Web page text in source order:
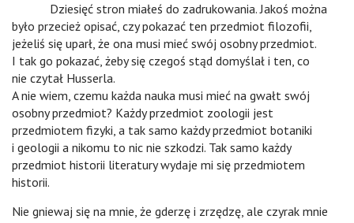
Dziesięć stron miałeś do zadrukowania. Jakoś można
było przecież opisać, czy pokazać ten przedmiot filozofii,
jeżeliś się uparł, że ona musi mieć swój osobny przedmiot.
I tak go pokazać, żeby się czegoś stąd domyślał i ten, co
nie czytał Husserla.
A nie wiem, czemu każda nauka musi mieć na gwałt swój
osobny przedmiot? Każdy przedmiot zoologii jest
przedmiotem fizyki, a tak samo każdy przedmiot botaniki
i geologii a nikomu to nic nie szkodzi. Tak samo każdy
przedmiot historii literatury wydaje mi się przedmiotem
historii.
Nie gniewaj się na mnie, że gderzę i zrzędzę, ale czyrak mnie